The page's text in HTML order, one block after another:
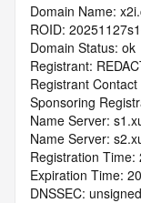
Domain Name:
ROID:
Domain Status: ok
Registrant:
Registrant Contact
Sponsoring
Name Server:
Name Server:
Registration
Expiration Time:
DNSSEC: unsigned